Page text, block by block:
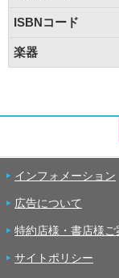
ISBNコード
楽器
インフォメーション
広告について
特約店様・書店様ご
サイトポリシー